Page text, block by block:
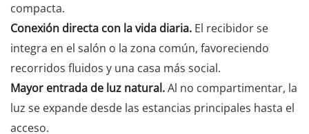
compacta.
Conexión directa con la vida diaria. El recibidor se
integra en el salón o la zona común, favoreciendo
recorridos fluidos y una casa más social.
Mayor entrada de luz natural.Al no compartimentar, la
luz se expande desde las estancias principales hasta el
acceso.